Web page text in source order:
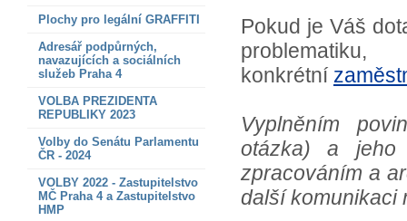
Plochy pro legální GRAFFITI
Adresář podpůrných,
navazujících a sociálních
služeb Praha 4
VOLBA PREZIDENTA
REPUBLIKY 2023
Volby do Senátu Parlamentu
ČR - 2024
VOLBY 2022 - Zastupitelstvo
MČ Praha 4 a Zastupitelstvo
HMP
Pokud je Váš
konkrétní
Vyplněním
otázka) a jeho
zpracováním a
další komunikaci